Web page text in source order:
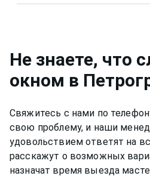
мастера для ремонта
получится? Однако, хотим
производители фурнитуры
Петроградский
обслуживание фурнитуры
Петроградский производили
имеющие должной
что каждый должен
Чтобы отремонтировать
Не знаете, что
окном в
Свяжитесь с нами по
свою проблему, и наши
удовольствием ответят на
расскажут о возможных
назначат время выезда